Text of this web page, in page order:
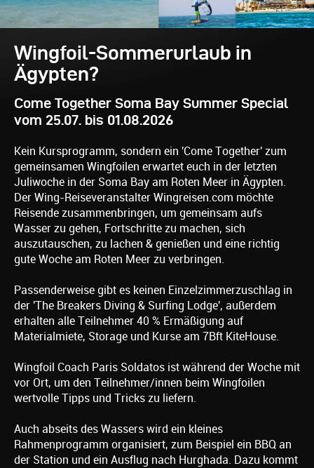
Wingfoil-Sommerurlaub in
Ägypten?
Come Together Soma Bay Summer Special
vom 25.07. bis 01.08.2026
Kein Kursprogramm, sondern ein 'Come Together' zum
gemeinsamen Wingfoilen erwartet euch in der letzten
Juliwoche in der Soma Bay am Roten Meer in Ägypten.
Der Wing-Reiseveranstalter Wingreisen.com möchte
Reisende zusammenbringen, um gemeinsam aufs
Wasser zu gehen, Fortschritte zu machen, sich
auszutauschen, zu lachen & genießen und eine richtig
gute Woche am Roten Meer zu verbringen.
Passenderweise gibt es keinen Einzelzimmerzuschlag in
der 'The Breakers Diving & Surfing Lodge', außerdem
erhalten alle Teilnehmer 40 % Ermäßigung auf
Materialmiete, Storage und Kurse am 7Bft KiteHouse.
Wingfoil Coach Paris Soldatos ist während der Woche mit
vor Ort, um den Teilnehmer/innen beim Wingfoilen
wertvolle Tipps und Tricks zu liefern.
Auch abseits des Wassers wird ein kleines
Rahmenprogramm organisiert, zum Beispiel ein BBQ an
der Station und ein Ausflug nach Hurghada. Dazu kommt